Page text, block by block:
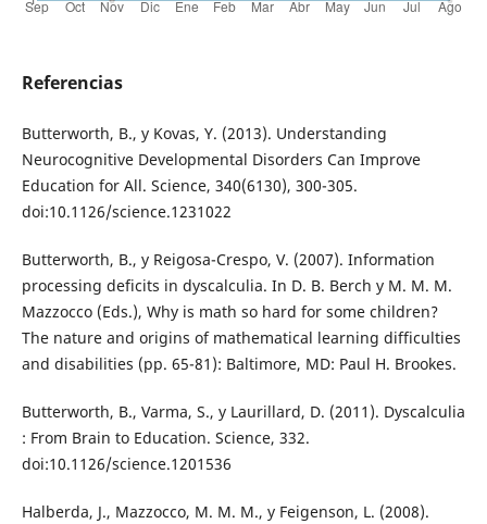
Referencias
Butterworth, B., y Kovas, Y. (2013). Understanding
Neurocognitive Developmental Disorders Can Improve
Education for All. Science, 340(6130), 300-305.
doi:10.1126/science.1231022
Butterworth, B., y Reigosa-Crespo, V. (2007). Information
processing deficits in dyscalculia. In D. B. Berch y M. M. M.
Mazzocco (Eds.), Why is math so hard for some children?
The nature and origins of mathematical learning difficulties
and disabilities (pp. 65-81): Baltimore, MD: Paul H. Brookes.
Butterworth, B., Varma, S., y Laurillard, D. (2011). Dyscalculia
: From Brain to Education. Science, 332.
doi:10.1126/science.1201536
Halberda, J., Mazzocco, M. M. M., y Feigenson, L. (2008).